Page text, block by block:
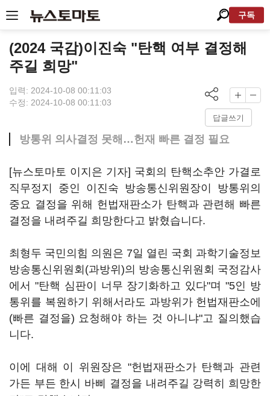
구독
(2024 국감)이진숙 "탄핵 여부 결정해
주길 희망"
입력: 2024-10-08 00:11:03
수정: 2024-10-08 00:11:03
답글쓰기
방통위 의사결정 못해…헌재 빠른 결정 필요
[뉴스토마토 이지은 기자] 국회의 탄핵소추안 가결로
직무정지 중인 이진숙 방송통신위원장이 방통위의
중요 결정을 위해 헌법재판소가 탄핵과 관련해 빠른
결정을 내려주길 희망한다고 밝혔습니다.
최형두 국민의힘 의원은 7일 열린 국회 과학기술정보
방송통신위원회(과방위)의 방송통신위원회 국정감사
에서 "탄핵 심판이 너무 장기화하고 있다"며 "5인 방
통위를 복원하기 위해서라도 과방위가 헌법재판소에
(빠른 결정을) 요청해야 하는 것 아니냐"고 질의했습
니다.
이에 대해 이 위원장은 "헌법재판소가 탄핵과 관련
가든 부든 한시 바삐 결정을 내려주길 강력히 희망한